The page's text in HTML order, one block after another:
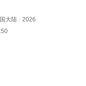
大陆
2026